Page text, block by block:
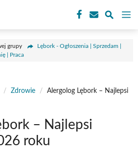
grupy
Lębork - Ogłoszenia | Sprzedam |
| Praca
/ Zdrowie /
Alergolog Lębork – Najlepsi
– Najlepsi
roku